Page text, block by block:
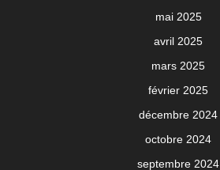
mai 2025
avril 2025
mars 2025
février 2025
décembre 2024
octobre 2024
septembre 2024